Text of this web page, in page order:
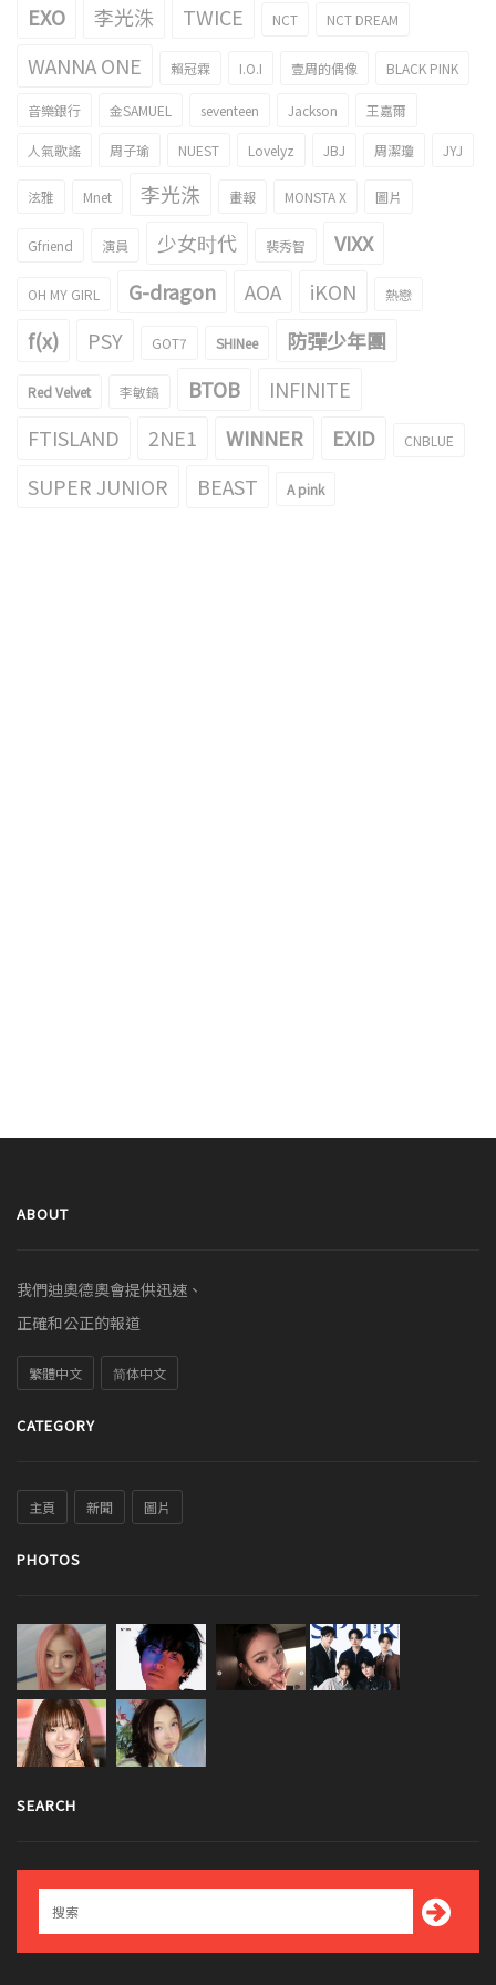
EXO 李光洙 TWICE NCT NCT DREAM
WANNA ONE 賴冠霖 I.O.I 壹周的偶像 BLACK PINK
音樂銀行 金SAMUEL seventeen Jackson 王嘉爾
人氣歌謠 周子瑜 NUEST Lovelyz JBJ 周潔瓊 JYJ
泫雅 Mnet 李光洙 畫報 MONSTA X 圖片
Gfriend 演員 少女时代 裴秀智 VIXX
OH MY GIRL G-dragon AOA iKON 熱戀
f(x) PSY GOT7 SHINee 防彈少年團
Red Velvet 李敏鎬 BTOB
INFINITE
FTISLAND
2NE1 WINNER EXID CNBLUE
SUPER JUNIOR BEAST A pink
ABOUT
我們迪奧德奧會提供迅速、
正確和公正的報道
繁體中文 简体中文
CATEGORY
主頁 新聞 圖片
PHOTOS
SEARCH